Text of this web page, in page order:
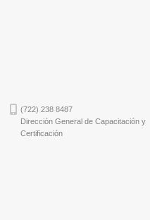
(722) 238 8487
Dirección General de Capacitación y
Certificación